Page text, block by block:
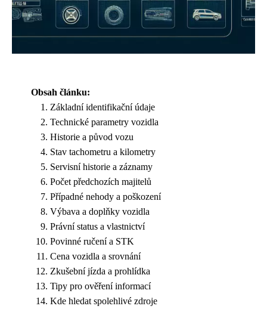
Obsah článku:
Základní identifikační údaje
Technické parametry vozidla
Historie a původ vozu
Stav tachometru a kilometry
Servisní historie a záznamy
Počet předchozích majitelů
Případné nehody a poškození
Výbava a doplňky vozidla
Právní status a vlastnictví
Povinné ručení a STK
Cena vozidla a srovnání
Zkušební jízda a prohlídka
Tipy pro ověření informací
Kde hledat spolehlivé zdroje